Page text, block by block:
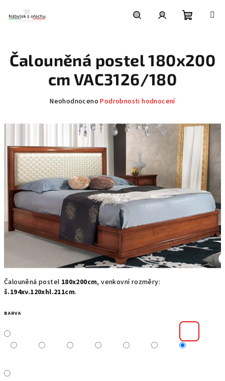
obsah
košík
Čalouněná postel 180x200cm, venkovní rozměry:
š.194xv.120xhl.211cm.
BARVA
Čalouněná postel 180x200
cm VAC3126/180
Průměrné
produktu
z
5
hvězdiček.
Neohodnoceno Podrobnosti hodnocení